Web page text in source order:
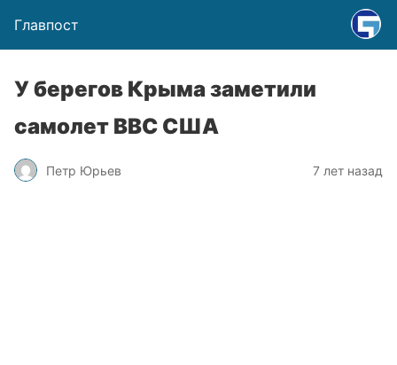
Главпост
У берегов Крыма заметили
самолет ВВС США
Петр Юрьев 7 лет назад